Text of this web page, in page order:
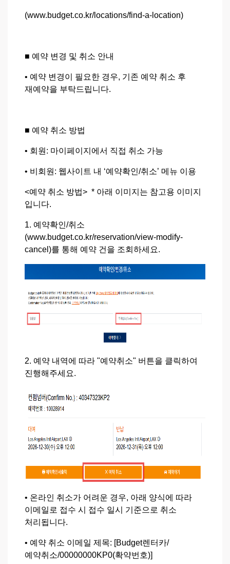
(www.budget.co.kr/locations/find-a-location)
■ 예약 변경 및 취소 안내
• 예약 변경이 필요한 경우, 기존 예약 취소 후
재예약을 부탁드립니다.
■ 예약 취소 방법
• 회원: 마이페이지에서 직접 취소 가능
• 비회원: 웹사이트 내 ‘예약확인/취소’ 메뉴 이용
<예약 취소 방법> * 아래 이미지는 참고용 이미지
입니다.
1. 예약확인/취소
(www.budget.co.kr/reservation/view-modify-
cancel )를 통해 예약 건을 조회하세요.
2. 예약 내역에 따라 "예약취소" 버튼을 클릭하여
진행해주세요.
• 온라인 취소가 어려운 경우, 아래 양식에 따라
이메일로 접수 시 접수 일시 기준으로 취소
처리됩니다.
• 예약 취소 이메일 제목: [Budget렌터카/
예약취소/00000000KP0(확약번호)]